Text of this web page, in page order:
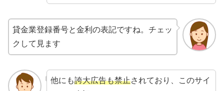
貸金業登録番号と金利の表記ですね。チェッ
クして見ます
他にも誇大広告も禁止されており、このサイ